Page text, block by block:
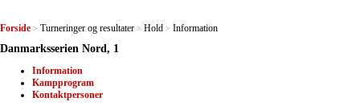
Forside > Turneringer og resultater > Hold > Information
Danmarksserien Nord, 1
Information
Kampprogram
Kontaktpersoner